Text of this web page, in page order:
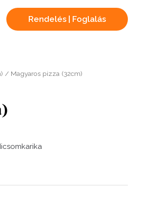
Rendelés | Foglalás
/ Magyaros pizza (32cm)